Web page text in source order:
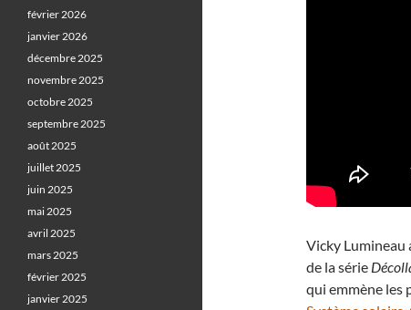
Vicky Lumineau
de la série
qui emmène les
février 2026
janvier 2026
décembre 2025
novembre 2025
octobre 2025
septembre 2025
août 2025
juillet 2025
juin 2025
mai 2025
avril 2025
mars 2025
février 2025
janvier 2025